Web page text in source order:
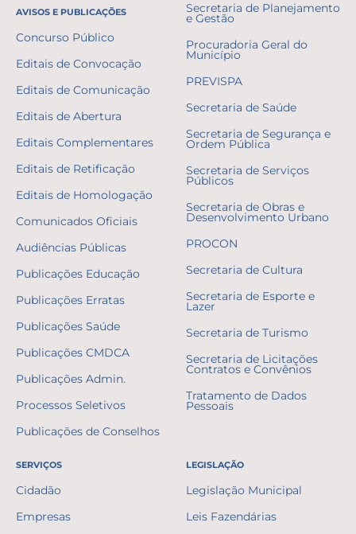
AVISOS E PUBLICAÇÕES
Concurso Público
Editais de Convocação
Editais de Comunicação
Editais de Abertura
Editais Complementares
Editais de Retificação
Editais de Homologação
Comunicados Oficiais
Audiências Públicas
Publicações Educação
Publicações Erratas
Publicações Saúde
Publicações CMDCA
Publicações Admin.
Processos Seletivos
Publicações de Conselhos
Secretaria de Planejamento
e Gestão
Procuradoria Geral do
Município
PREVISPA
Secretaria de Saúde
Secretaria de Segurança e
Ordem Pública
Secretaria de Serviços
Públicos
Secretaria de Obras e
Desenvolvimento Urbano
PROCON
Secretaria de Cultura
Secretaria de Esporte e
Lazer
Secretaria de Turismo
Secretaria de Licitações
Contratos e Convênios
Tratamento de Dados
Pessoais
SERVIÇOS
Cidadão
Empresas
LEGISLAÇÃO
Legislação Municipal
Leis Fazendárias